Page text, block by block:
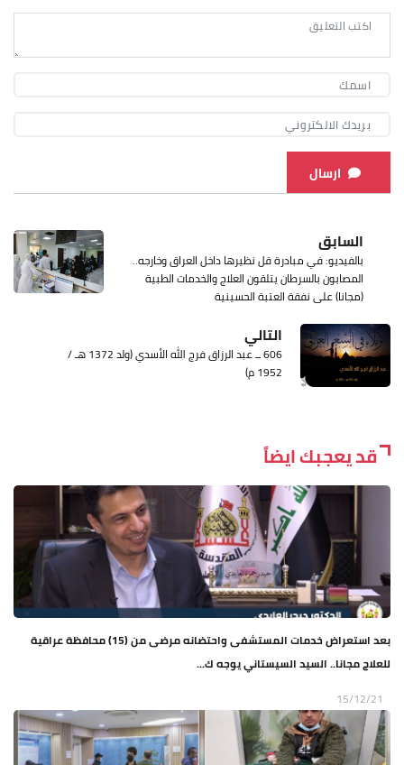
ارسال
السابق
بالفيديو: في مبادرة قل نظيرها داخل العراق وخارجه..
المصابون بالسرطان يتلقون العلاج والخدمات الطبية
(مجانا) على نفقة العتبة الحسينية
التالي
606 ــ عبد الرزاق فرج الله الأسدي (ولد 1372 هـ /
1952 م)
قد يعجبك ايضاً
بعد استعراض خدمات المستشفى واحتضانه مرضى من (15) محافظة عراقية
للعلاج مجانا.. السيد السيستاني يوجه ك...
15/12/21